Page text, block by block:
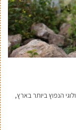
הנפוץ ביותר בארץ,